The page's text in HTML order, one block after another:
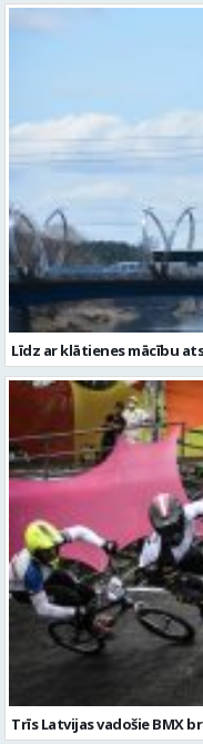
Līdz ar klātienes mācību
Trīs Latvijas vadošie BMX